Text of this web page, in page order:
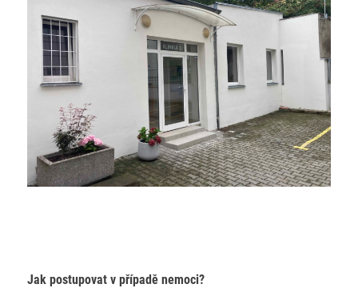
Jak postupovat v případě nemoci?